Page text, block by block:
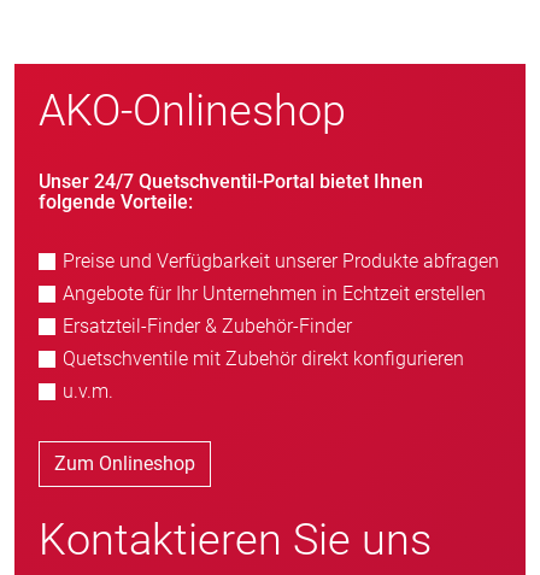
AKO-Onlineshop
Unser 24/7 Quetschventil-Portal bietet Ihnen
folgende Vorteile:
Preise und Verfügbarkeit unserer Produkte abfragen
Angebote für Ihr Unternehmen in Echtzeit erstellen
Ersatzteil-Finder & Zubehör-Finder
Quetschventile mit Zubehör direkt konfigurieren
u.v.m.
Zum Onlineshop
Kontaktieren Sie uns